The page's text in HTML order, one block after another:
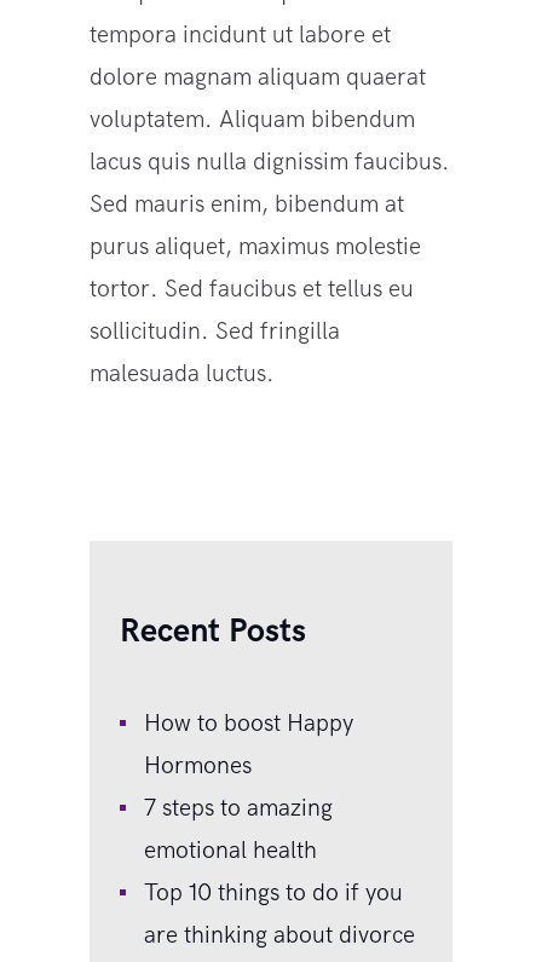
tempora incidunt ut labore et
dolore magnam aliquam quaerat
voluptatem. Aliquam bibendum
lacus quis nulla dignissim faucibus.
Sed mauris enim, bibendum at
purus aliquet, maximus molestie
tortor. Sed faucibus et tellus eu
sollicitudin. Sed fringilla
malesuada luctus.
Recent Posts
How to boost Happy
Hormones
7 steps to amazing
emotional health
Top 10 things to do if you
are thinking about divorce